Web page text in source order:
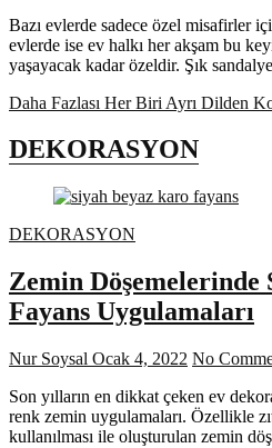
Bazı evlerde sadece özel misafirler
evlerde ise ev halkı her akşam bu
yaşayacak kadar özeldir. Şık
Daha Fazlası Her Biri Ayrı Dilden
DEKORASYON
DEKORASYON
Zemin Döşemelerinde
Fayans Uygulamaları
Nur Soysal Ocak 4, 2022 No
Son yılların en dikkat çeken ev
renk zemin uygulamaları. Özellikle
kullanılması ile oluşturulan zemin